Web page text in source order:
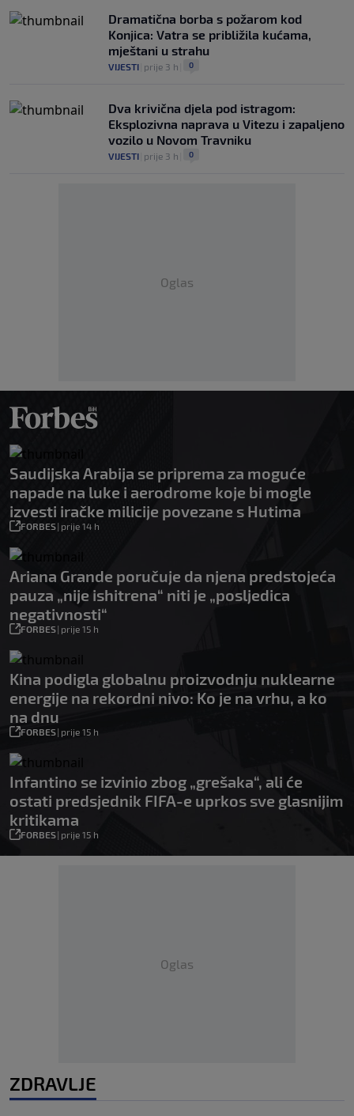
Dramatična borba s požarom kod
Konjica: Vatra se približila kućama,
mještani u strahu
VIJESTI prije 3 h 0
Dva krivična djela pod istragom:
Eksplozivna naprava u Vitezu i zapaljeno
vozilo u Novom Travniku
VIJESTI prije 3 h 0
Oglas
Saudijska Arabija se priprema za moguće
napade na luke i aerodrome koje bi mogle
izvesti iračke milicije povezane s Hutima
FORBES| prije 14 h
Ariana Grande poručuje da njena predstojeća
pauza „nije ishitrena“ niti je „posljedica
negativnosti“
FORBES| prije 15 h
Kina podigla globalnu proizvodnju nuklearne
energije na rekordni nivo: Ko je na vrhu, a ko
na dnu
FORBES| prije 15 h
Infantino se izvinio zbog „grešaka“, ali će
ostati predsjednik FIFA-e uprkos sve glasnijim
kritikama
FORBES| prije 15 h
Oglas
ZDRAVLJE